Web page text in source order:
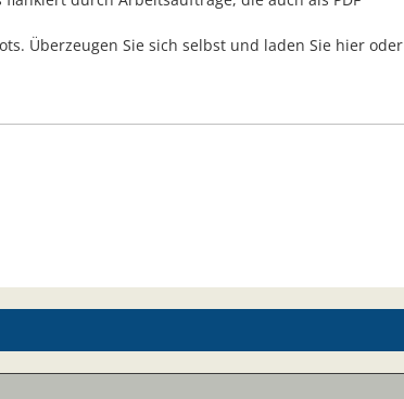
Überzeugen Sie sich selbst und laden Sie hier oder